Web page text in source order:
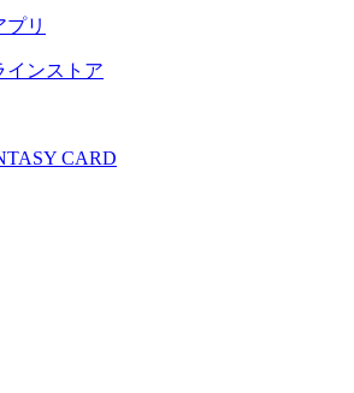
プリ
インストア
CARD